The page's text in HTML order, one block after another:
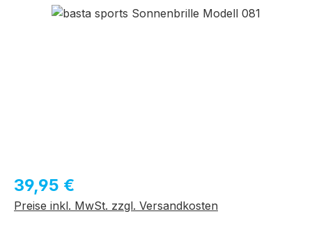
Bildergalerie überspringen
Regulärer Preis:
39,95 €
Preise inkl. MwSt. zzgl. Versandkosten